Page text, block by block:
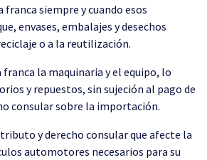
franca siempre y cuando esos
envases, embalajes y desechos
o a la reutilización.
la maquinaria y el equipo, lo
y repuestos, sin sujeción al pago de
consular sobre la importación.
y derecho consular que afecte la
automotores necesarios para su